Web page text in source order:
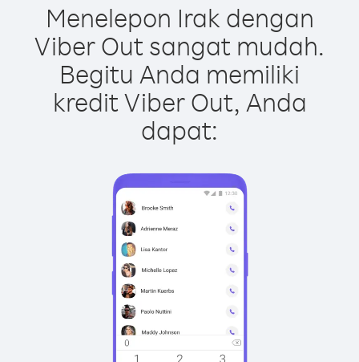
Menelepon Irak dengan
Viber Out sangat mudah.
Begitu Anda memiliki
kredit Viber Out, Anda
dapat: